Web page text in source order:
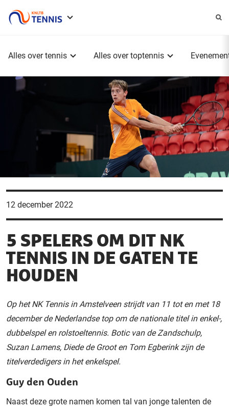
Alles over tennis Alles over toptennis
12 december 2022
5 SPELERS OM DIT NK
TENNIS IN DE GATEN TE
HOUDEN
Op het NK Tennis in Amstelveen strijdt van 11 tot en met 18
december de Nederlandse top om de nationale titel in enkel-,
dubbelspel en rolstoeltennis. Botic van de Zandschulp,
Suzan Lamens, Diede de Groot en Tom Egberink zijn de
titelverdedigers in het enkelspel.
Guy den Ouden
Naast deze grote namen komen tal van jonge talenten de